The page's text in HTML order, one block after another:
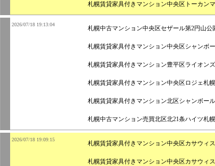
札幌賃貸家具付きマンション中央区トーカ
2026/07/18 19:13:04
札幌中古マンション中央区セザール第2円山
札幌賃貸家具付きマンション中央区シャンボ
札幌賃貸家具付きマンション豊平区ライオ
札幌賃貸家具付きマンション中央区ロジェ札
札幌賃貸家具付きマンション北区シャンボー
札幌中古マンション売買北区北21条ハイツ札
2026/07/18 19:09:15
札幌賃貸家具付きマンション中央区カサウィ
札幌賃貸家具付きマンション中央区カサウィ